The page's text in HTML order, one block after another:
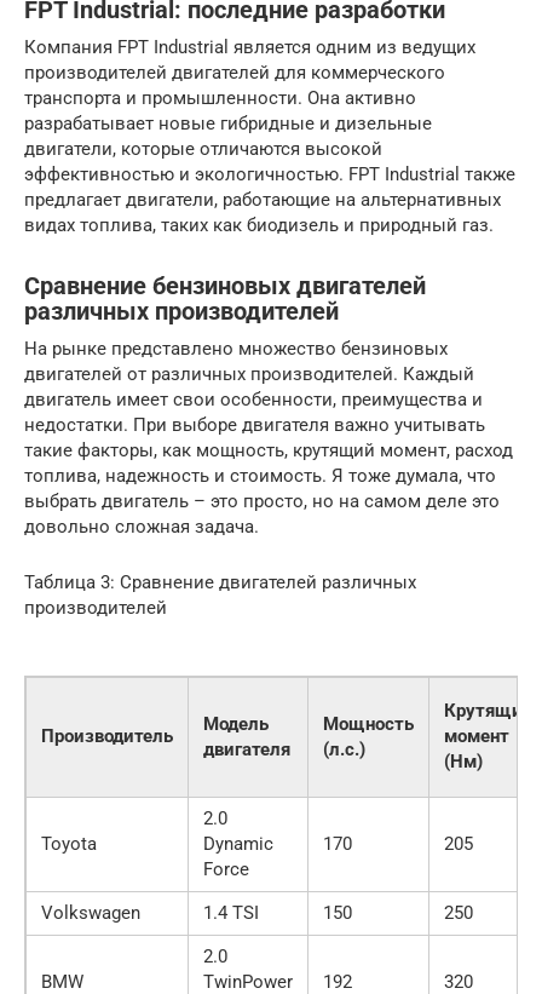
FPT Industrial: последние разработки
Компания FPT Industrial является одним из ведущих
производителей двигателей для коммерческого
транспорта и промышленности. Она активно
разрабатывает новые гибридные и дизельные
двигатели, которые отличаются высокой
эффективностью и экологичностью. FPT Industrial также
предлагает двигатели, работающие на альтернативных
видах топлива, таких как биодизель и природный газ.
Сравнение бензиновых двигателей
различных производителей
На рынке представлено множество бензиновых
двигателей от различных производителей. Каждый
двигатель имеет свои особенности, преимущества и
недостатки. При выборе двигателя важно учитывать
такие факторы, как мощность, крутящий момент, расход
топлива, надежность и стоимость. Я тоже думала, что
выбрать двигатель – это просто, но на самом деле это
довольно сложная задача.
Таблица 3: Сравнение двигателей различных
производителей
Производитель
Модель
двигателя
Мощность
(л.с.)
Крутящий
момент
(Нм)
Toyota
2.0
Dynamic
Force
170 205
Volkswagen 1.4 TSI 150 250
BMW
2.0
TwinPower
192 320